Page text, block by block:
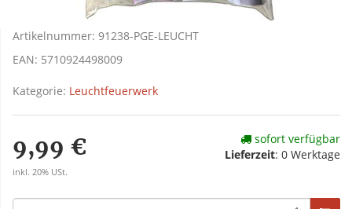
Artikelnummer: 91238-PGE-LEUCHT
EAN: 5710924498009
Kategorie: Leuchtfeuerwerk
9,99 €
inkl. 20% USt.
sofort verfügbar
Lieferzeit: 0 Werktage